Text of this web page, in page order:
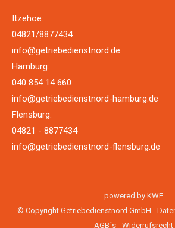
Itzehoe:
04821/8877434
info@getriebedienstnord.de
Hamburg:
040 854 14 660
info@getriebedienstnord-hamburg.de
Flensburg:
04821 - 8877434
info@getriebedienstnord-flensburg.de
powered by KWE
© Copyright Getriebedienstnord GmbH -
AGB´s- Widerrufsrecht